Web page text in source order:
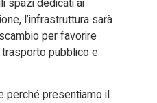
l’infrastruttura sarà
per favorire
trasporto pubblico e
perché presentiamo il